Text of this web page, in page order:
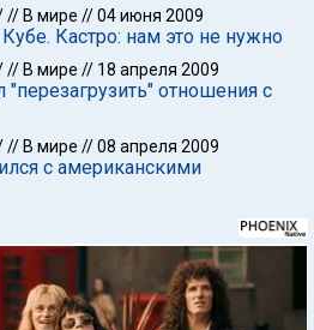
// В мире //04 июня 2009
Кастро: нам это не нужно
// В мире // 18 апреля 2009
отношения с
// В мире //08 апреля 2009
с американскими